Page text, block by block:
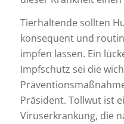
Tierhaltende sollten
konsequent und
impfen lassen. Ein
Impfschutz sei die
Präsident. Tollwut ist
Viruserkrankung, die